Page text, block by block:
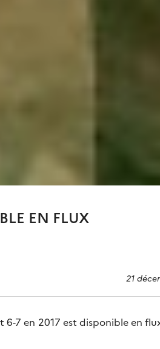
EN FLUX
21
7 en 2017 est disponible en